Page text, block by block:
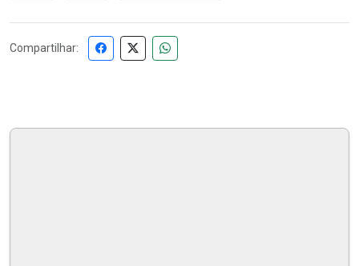
Compartilhar: